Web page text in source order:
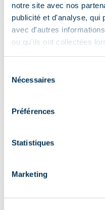
notre site avec nos
publicité et d'analyse, qui
avec d'autres
ou qu'ils ont collectées
Nécessaires
Préférences
Statistiques
Marketing